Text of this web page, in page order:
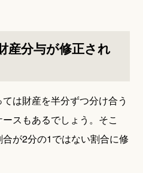
産分与が修正され
は財産を半分ずつ分け合う
スもあるでしょう。そこ
が2分の1ではない割合に修